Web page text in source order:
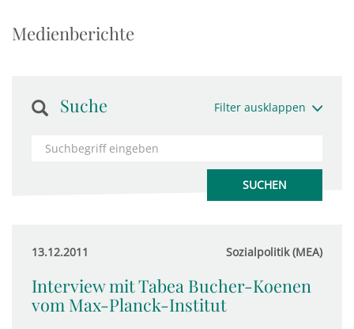
Medienberichte
Suche Filter ausklappen
13.12.2011 Sozialpolitik (MEA)
Interview mit Tabea Bucher-Koenen
vom Max-Planck-Institut